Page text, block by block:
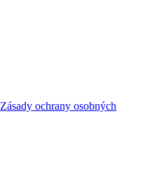
Zásady ochrany osobných